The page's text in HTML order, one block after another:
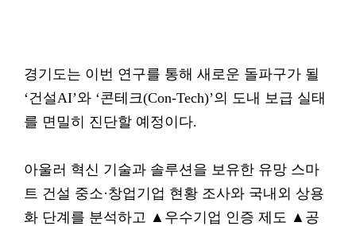
경기도는 이번 연구를 통해 새로운 돌파구가 될
‘건설AI’와 ‘콘테크(Con-Tech)’의 도내 보급 실태
를 면밀히 진단할 예정이다.
아울러 혁신 기술과 솔루션을 보유한 유망 스마
트 건설 중소·창업기업 현황 조사와 국내외 상용
화 단계를 분석하고 ▲우수기업 인증 제도 ▲공